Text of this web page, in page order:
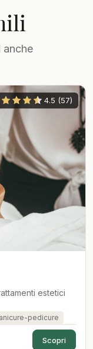
anche
4.5 (57)
estetici
pedicure
Scopri